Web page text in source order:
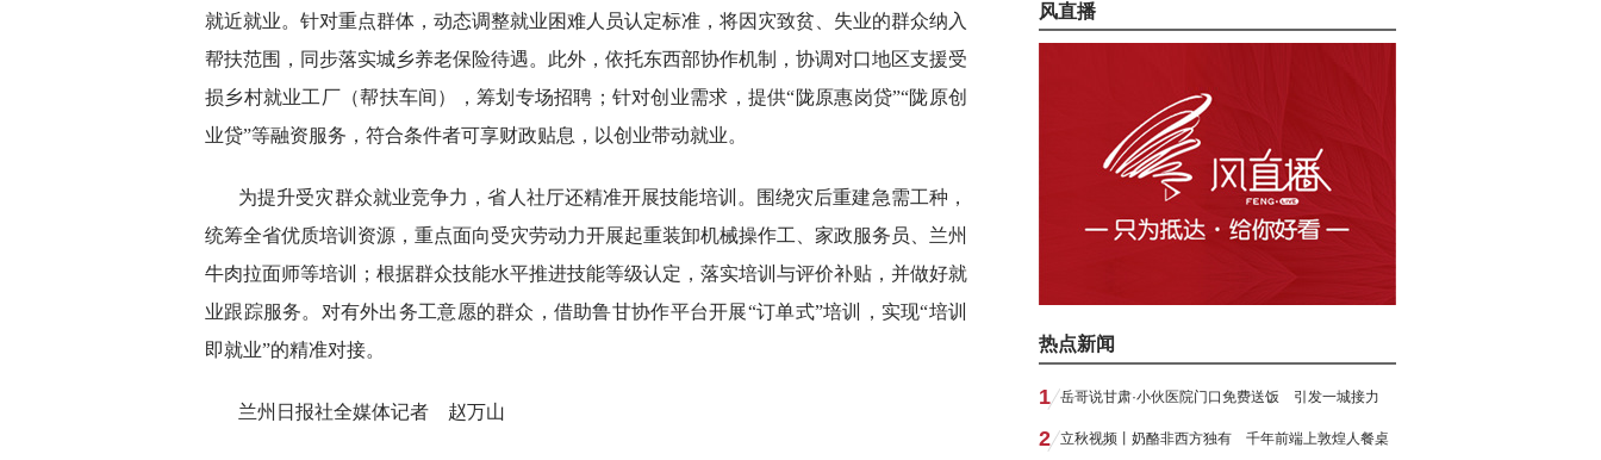
就近就业。针对重点群体，动态调整就业困难人员认定标准，将因灾致贫、失业的群众纳入
帮扶范围，同步落实城乡养老保险待遇。此外，依托东西部协作机制，协调对口地区支援受
损乡村就业工厂（帮扶车间），筹划专场招聘；针对创业需求，提供“陇原惠岗贷”“陇原创
业贷”等融资服务，符合条件者可享财政贴息，以创业带动就业。
为提升受灾群众就业竞争力，省人社厅还精准开展技能培训。围绕灾后重建急需工种，
统筹全省优质培训资源，重点面向受灾劳动力开展起重装卸机械操作工、家政服务员、兰州
牛肉拉面师等培训；根据群众技能水平推进技能等级认定，落实培训与评价补贴，并做好就
业跟踪服务。对有外出务工意愿的群众，借助鲁甘协作平台开展“订单式”培训，实现“培训
即就业”的精准对接。
兰州日报社全媒体记者 赵万山
风直播
热点新闻
1 岳哥说甘肃·小伙医院门口免费送饭 引发一城接力
2 立秋视频丨奶酪非西方独有 千年前端上敦煌人餐桌